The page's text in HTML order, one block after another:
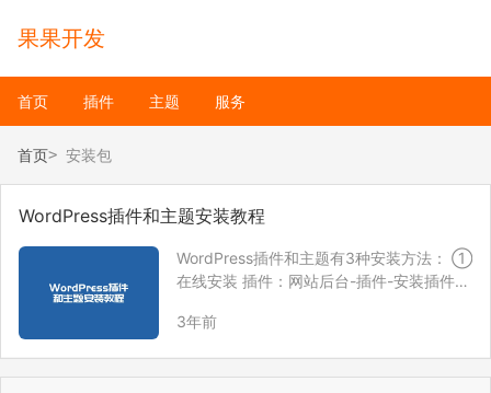
果果开发
首页 插件 主题 服务
首页 安装包
WordPress插件和主题安装教程
WordPress插件和主题有3种安装方法： ①
在线安装 插件：网站后台-插件-安装插件，
后台-主题，点击添加新主题，在页面搜索
3年前